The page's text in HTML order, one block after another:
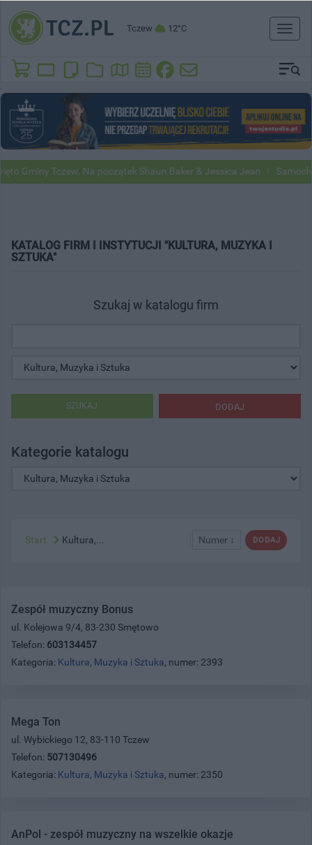
Tczew 12°C
Toggle
Gminy Tczew. Na początek Shaun Baker & Jessica Jean
KATALOG FIRM I INSTYTUCJI "KULTURA, MUZYKA I
SZTUKA"
Szukaj w katalogu firm
DODAJ
SZUKAJ
Kategorie katalogu
DODAJ
Numer ↓
Start Kultura,...
Zespół muzyczny Bonus
ul. Kolejowa 9/4, 83-230 Smętowo
Telefon: 603134457
Kategoria: Kultura, Muzyka i Sztuka, numer: 2393
Mega Ton
ul. Wybickiego 12, 83-110 Tczew
Telefon: 507130496
Kategoria: Kultura, Muzyka i Sztuka, numer: 2350
AnPol - zespół muzyczny na wszelkie okazje